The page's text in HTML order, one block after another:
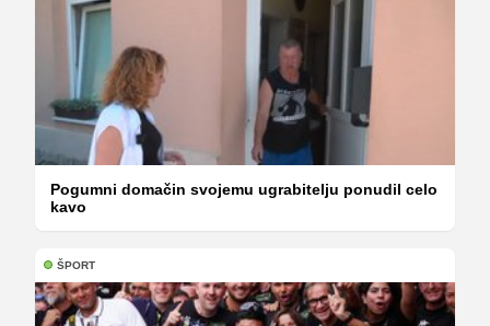
Pogumni domačin svojemu ugrabitelju ponudil celo
kavo
ŠPORT